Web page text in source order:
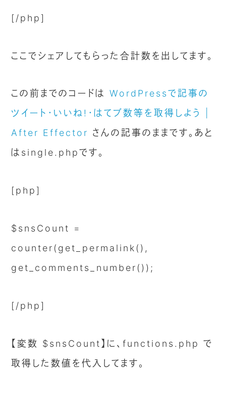
[/php]
ここでシェアしてもらった合計数を出してます。
この前までのコードはWordPressで記事の
ツイート・いいね!・はてブ数等を取得しよう |
After Effector さんの記事のままです。あと
はsingle.phpです。
[php]
$snsCount =
counter(get_permalink(),
get_comments_number());
[/php]
【変数 $snsCount】に、functions.php で
取得した数値を代入してます。